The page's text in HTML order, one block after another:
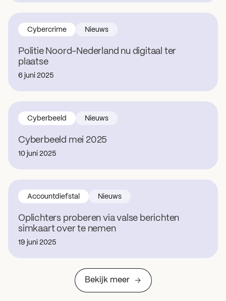
Politie Noord-Nederland nu digitaal ter
plaatse
Cybercrime Nieuws
6 juni 2025
Cyberbeeld mei 2025
Cyberbeeld Nieuws
10 juni 2025
Oplichters proberen via valse berichten
simkaart over te nemen
Accountdiefstal Nieuws
19 juni 2025
Bekijk meer